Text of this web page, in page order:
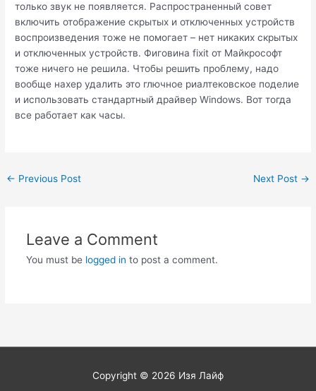
только звук не появляется. Распространенный совет
включить отображение скрытых и отключенных устройств
воспроизведения тоже не помогает – нет никаких скрытых
и отключенных устройств. Фиговина fixit от Майкрософт
тоже ничего не решила. Чтобы решить проблему, надо
вообще нахер удалить это глючное риалтековское поделие
и использовать стандартный драйвер Windows. Вот тогда
все работает как часы.
Post
← Previous Post Next Post →
Leave a Comment
You must be logged in to post a comment.
Copyright © 2026 Изя Лайф